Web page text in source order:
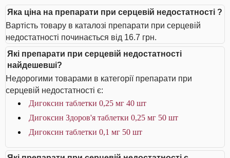
Яка ціна на препарати при серцевій недостатності ?
Вартість товару в каталозі препарати при серцевій
недостатності починається від 16.7 грн.
Які препарати при серцевій недостатності
найдешевші?
Недорогими товарами в категорії препарати при
серцевій недостатності є:
Дигоксин таблетки 0,25 мг 40 шт
Дигоксин Здоров'я таблетки 0,25 мг 50 шт
Дигоксин таблетки 0,1 мг 50 шт